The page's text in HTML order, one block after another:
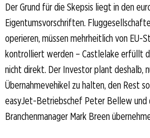
Der Grund für die Skepsis liegt in den
Eigentumsvorschriften.
operieren, müssen mehrheitlich von EU-
kontrolliert werden – Castlelake erfüllt
nicht direkt. Der Investor plant deshalb,
Übernahmevehikel zu halten, den Rest
easyJet-Betriebschef Peter Bellew und
Branchenmanager Mark Breen